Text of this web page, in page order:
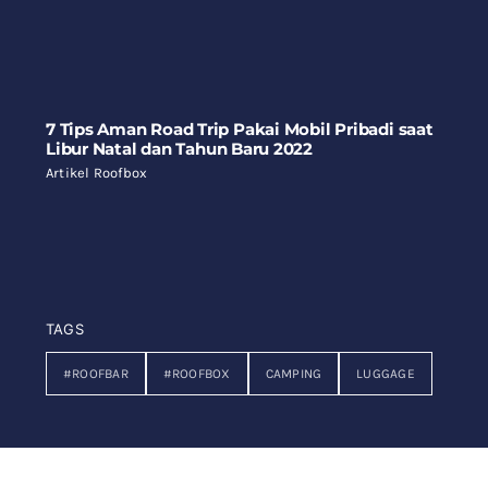
7 Tips Aman Road Trip Pakai Mobil Pribadi saat
Libur Natal dan Tahun Baru 2022
Artikel Roofbox
TAGS
#ROOFBAR #ROOFBOX CAMPING LUGGAGE